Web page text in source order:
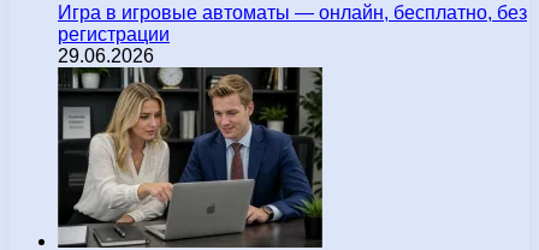
Игра в игровые автоматы — онлайн, бесплатно, без
регистрации
29.06.2026